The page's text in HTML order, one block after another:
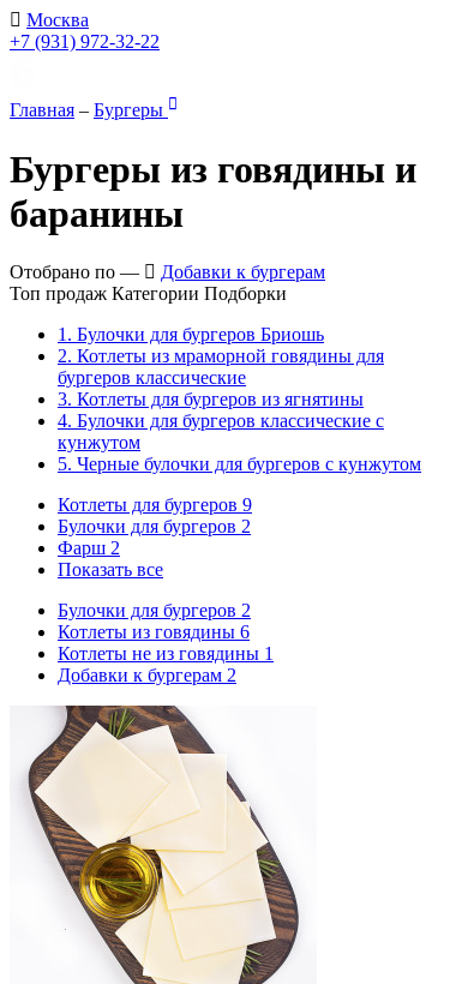
Москва
+7 (931) 972-32-22
Главная – Бургеры
Бургеры из говядины и
баранины
Отобрано по —
Добавки к бургерам
Топ продаж Категории Подборки
1. Булочки для бургеров Бриошь
2. Котлеты из мраморной говядины для
бургеров классические
3. Котлеты для бургеров из ягнятины
4. Булочки для бургеров классические с
кунжутом
5. Черные булочки для бургеров с кунжутом
Котлеты для бургеров 9
Булочки для бургеров 2
Фарш 2
Показать все
Булочки для бургеров 2
Котлеты из говядины 6
Котлеты не из говядины 1
Добавки к бургерам 2